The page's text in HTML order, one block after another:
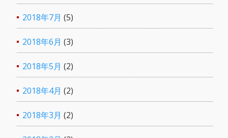
2018年7月 (5)
2018年6月 (3)
2018年5月 (2)
2018年4月 (2)
2018年3月 (2)